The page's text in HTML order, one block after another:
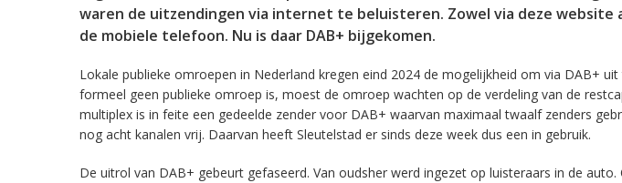
waren de uitzendingen via internet te beluisteren. Zowel via deze website
de mobiele telefoon. Nu is daar DAB+ bijgekomen.
Lokale publieke omroepen in Nederland kregen eind 2024 de mogelijkheid om via DAB+
formeel geen publieke omroep is, moest de omroep wachten op de verdeling van de
multiplex is in feite een gedeelde zender voor DAB+ waarvan maximaal twaalf zenders
nog acht kanalen vrij. Daarvan heeft Sleutelstad er sinds deze week dus een in gebruik.
De uitrol van DAB+ gebeurt gefaseerd. Van oudsher werd ingezet op luisteraars in de